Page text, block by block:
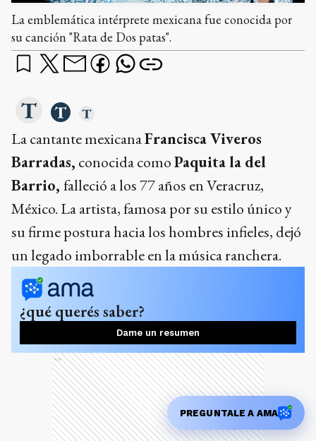
La emblemática intérprete mexicana fue conocida por
su canción "Rata de Dos patas".
La cantante mexicanaFrancisca Viveros
Barradas, conocida comoPaquita la del
Barrio, falleció a los 77 años en Veracruz,
México. La artista, famosa por su estilo único y
su firme postura hacia los hombres infieles, dejó
un legado imborrable en la música ranchera.
¿qué querés saber?
Dame un resumen
Ads
PREGUNTALE A AMA